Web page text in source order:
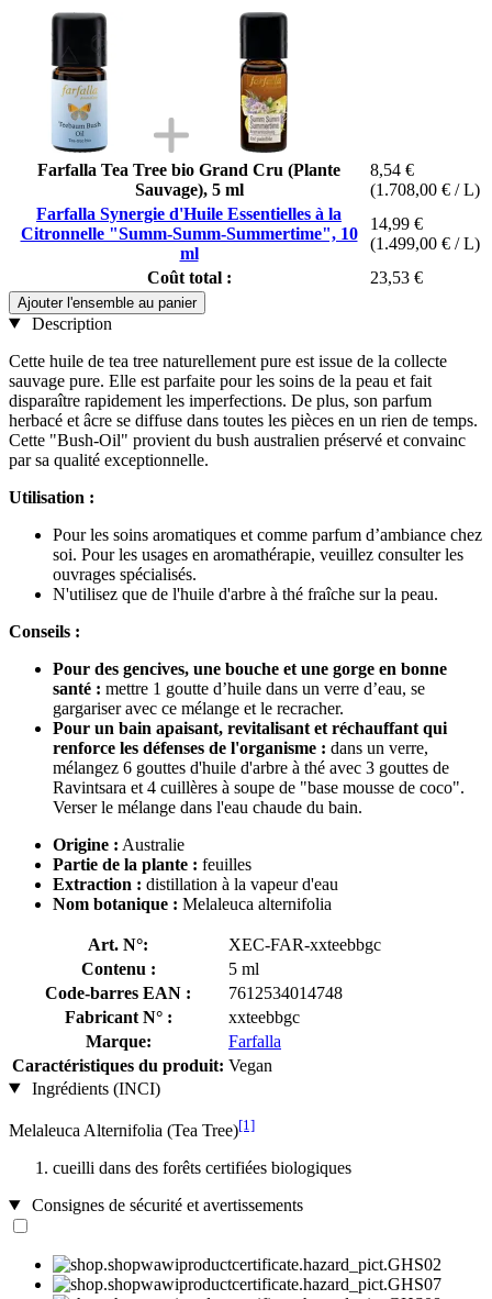
Farfalla Tea Tree bio Grand Cru (Plante
Sauvage), 5 ml
8,54 €
(1.708,00 € / L)
Farfalla Synergie d'Huile Essentielles à la
Citronnelle "Summ-Summ-Summertime", 10
ml
14,99 €
(1.499,00 € / L)
Coût total :
23,53 €
Ajouter l'ensemble au panier
Description
Cette huile de tea tree naturellement pure est issue de la collecte
sauvage pure. Elle est parfaite pour les soins de la peau et fait
disparaître rapidement les imperfections. De plus, son parfum
herbacé et âcre se diffuse dans toutes les pièces en un rien de temps.
Cette "Bush-Oil" provient du bush australien préservé et convainc
par sa qualité exceptionnelle.
Utilisation :
Pour les soins aromatiques et comme parfum d’ambiance chez
soi. Pour les usages en aromathérapie, veuillez consulter les
ouvrages spécialisés.
N'utilisez que de l'huile d'arbre à thé fraîche sur la peau.
Conseils :
Pour des gencives, une bouche et une gorge en bonne
santé : mettre 1 goutte d’huile dans un verre d’eau, se
gargariser avec ce mélange et le recracher.
Pour un bain apaisant, revitalisant et réchauffant qui
renforce les défenses de l'organisme : dans un verre,
mélangez 6 gouttes d'huile d'arbre à thé avec 3 gouttes de
Ravintsara et 4 cuillères à soupe de "base mousse de coco".
Verser le mélange dans l'eau chaude du bain.
Origine : Australie
Partie de la plante : feuilles
Extraction : distillation à la vapeur d'eau
Nom botanique : Melaleuca alternifolia
Art. N°:
XEC-FAR-xxteebbgc
Contenu :
5 ml
Code-barres EAN :
7612534014748
Fabricant N° :
xxteebbgc
Marque:
Farfalla
Caractéristiques du produit: Vegan
Ingrédients (INCI)
Melaleuca Alternifolia (Tea Tree)[1]
cueilli dans des forêts certifiées biologiques
Consignes de sécurité et avertissements